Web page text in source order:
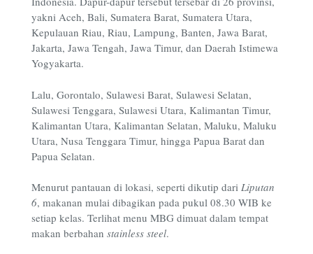
yakni Aceh, Bali, Sumatera Barat, Sumatera Utara,
Kepulauan Riau, Riau, Lampung, Banten, Jawa Barat,
Jakarta, Jawa Tengah, Jawa Timur, dan Daerah Istimewa
Yogyakarta.
Lalu, Gorontalo, Sulawesi Barat, Sulawesi Selatan,
Sulawesi Tenggara, Sulawesi Utara, Kalimantan Timur,
Kalimantan Utara, Kalimantan Selatan, Maluku, Maluku
Utara, Nusa Tenggara Timur, hingga Papua Barat dan
Papua Selatan.
Menurut pantauan di lokasi, seperti dikutip dari Liputan
6, makanan mulai dibagikan pada pukul 08.30 WIB ke
setiap kelas. Terlihat menu MBG dimuat dalam tempat
makan berbahan stainless steel.